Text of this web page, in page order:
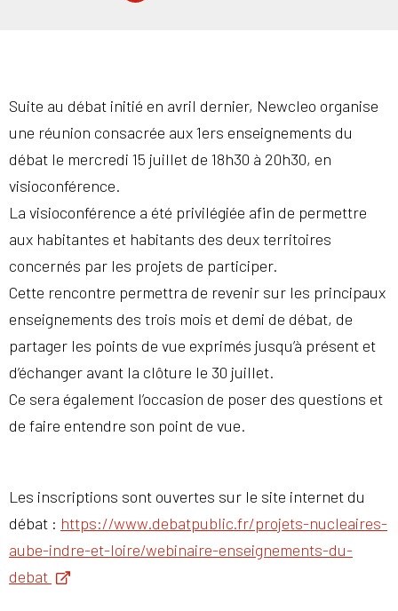
Suite au débat initié en avril dernier, Newcleo organise
une réunion consacrée aux 1ers enseignements du
débat le mercredi 15 juillet de 18h30 à 20h30, en
visioconférence.
La visioconférence a été privilégiée afin de permettre
aux habitantes et habitants des deux territoires
concernés par les projets de participer.
Cette rencontre permettra de revenir sur les principaux
enseignements des trois mois et demi de débat, de
partager les points de vue exprimés jusqu’à présent et
d’échanger avant la clôture le 30 juillet.
Ce sera également l’occasion de poser des questions et
de faire entendre son point de vue.
Les inscriptions sont ouvertes sur le site internet du
débat : https://www.debatpublic.fr/projets-nucleaires-
aube-indre-et-loire/webinaire-enseignements-du-
debat